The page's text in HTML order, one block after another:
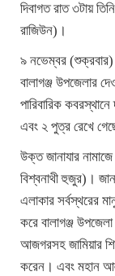
দিবাগত রাত ৩টায়
রাজিউন)।
৯ নভেম্বর (শুক্রবার)
বালাগঞ্জ উপজেলার
পারিবারিক
এবং ২ পুত্র রেখে
উক্ত জানাযার
বিশ্বনাথী হুজুর)।
এলাকার সর্বস্থরের
করে বালাগঞ্জ
আজগরসহ জামিয়ার
করেন। এবং মহান